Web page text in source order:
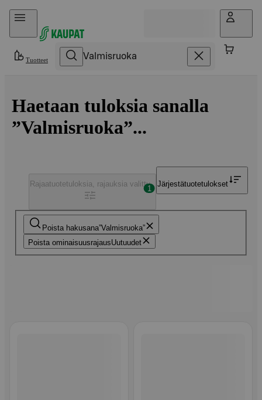
Hyppää sisältöön
Tuotteet
Haetaan tuloksia sanalla
”Valmisruoka”...
Poista hakusana Valmisruoka
Poista ominaisuusrajausUutuudet
Rajaatuotetuloksia, rajauksia valittu
1
Järjestätuotetulokset